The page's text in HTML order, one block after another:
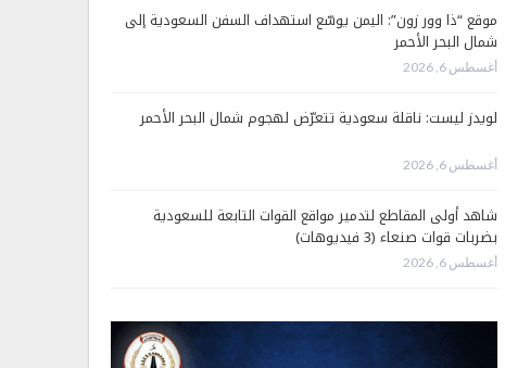
موقع “ذا وور زون”: اليمن يوسّع استهداف السفن السعودية إلى
شمال البحر الأحمر
أغسطس 6, 2026
لويدز ليست: ناقلة سعودية تتعرّض لهجوم شمال البحر الأحمر
أغسطس 6, 2026
شاهد أولى المقاطع لتدمير مواقع القوات التابعة للسعودية
بضربات قوات صنعاء (3 فيديوهات)
أغسطس 6, 2026